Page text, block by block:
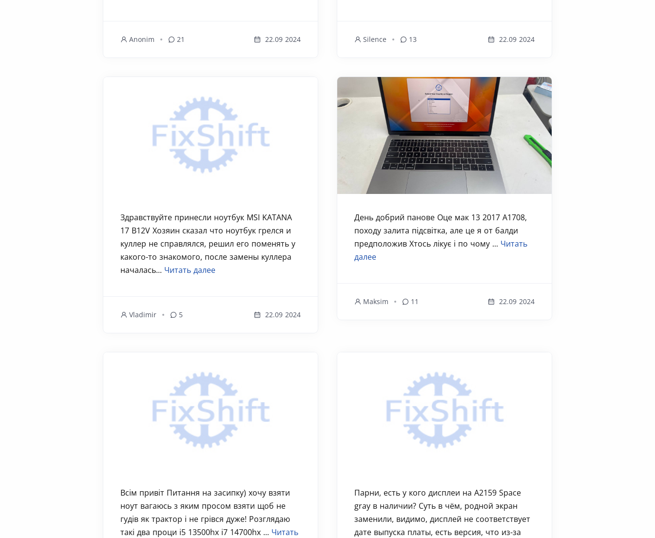
Anonim 21 22.09 2024 Silence 13 22.09 2024
Здравствуйте принесли ноутбук MSI KATANA
17 B12V Хозяин сказал что ноутбук грелся и
куллер не справлялся, решил его поменять у
какого-то знакомого, после замены куллера
началась... Читать далее
Vladimir 5 22.09 2024
День добрий панове Оце мак 13 2017 А1708,
походу залита підсвітка, але це я от балди
предположив Хтось лікує і по чому ... Читать
далее
Maksim 11 22.09 2024
Всім привіт Питання на засипку) хочу взяти
ноут вагаюсь з яким просом взяти щоб не
гудів як трактор і не грівся дуже! Розглядаю
такі два проци i5 13500hx i7 14700hx ... Читать
Парни, есть у кого дисплеи на А2159 Space
gray в наличии? Суть в чём, родной экран
заменили, видимо, дисплей не соответствует
дате выпуска платы, есть версия, что из-за